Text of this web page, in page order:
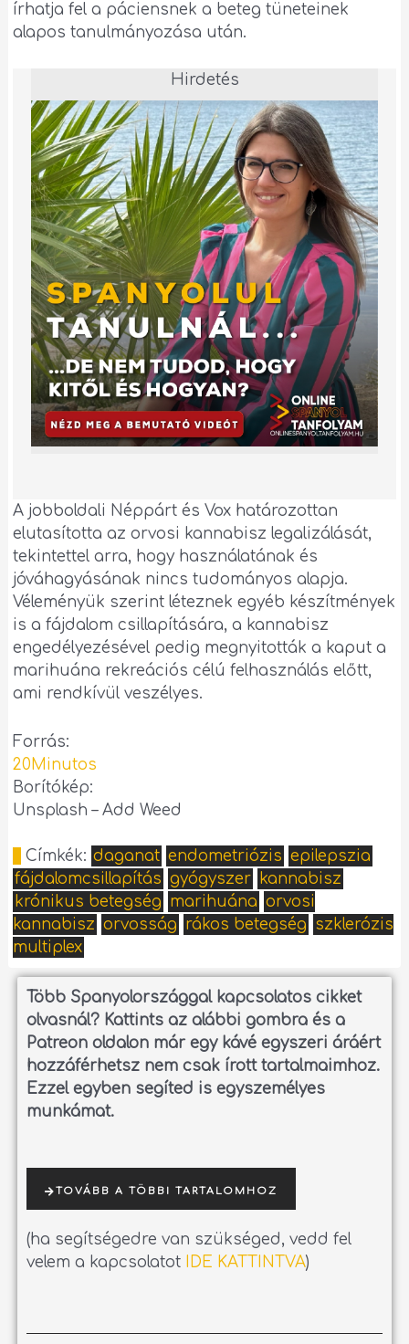
írhatja fel a páciensnek a beteg tüneteinek
alapos tanulmányozása után.
Hirdetés
A jobboldali Néppárt és Vox határozottan
elutasította az orvosi kannabisz legalizálását,
tekintettel arra, hogy használatának és
jóváhagyásának nincs tudományos alapja.
Véleményük szerint léteznek egyéb készítmények
is a fájdalom csillapítására, a kannabisz
engedélyezésével pedig megnyitották a kaput a
marihuána rekreációs célú felhasználás előtt,
ami rendkívül veszélyes.
Forrás:
20Minutos
Borítókép:
Unsplash – Add Weed
Címkék: daganat endometriózis epilepszia
fájdalomcsillapítás gyógyszer
kannabisz
krónikus betegség marihuána orvosi
kannabisz orvosság rákos betegség szklerózis
multiplex
Több Spanyolországgal kapcsolatos cikket
olvasnál? Kattints az alábbi gombra és a
Patreon oldalon már egy kávé egyszeri áráért
hozzáférhetsz nem csak írott tartalmaimhoz.
Ezzel egyben segíted is egyszemélyes
munkámat.
TOVÁBB A TÖBBI TARTALOMHOZ
(ha segítségedre van szükséged, vedd fel
velem a kapcsolatot IDE KATTINTVA)